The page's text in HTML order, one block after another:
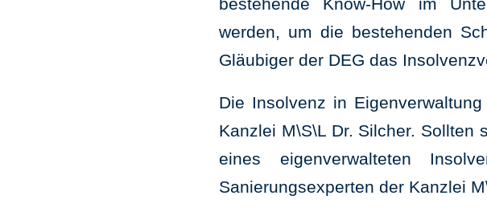
bestehende Know-How im
werden, um die bestehenden
Gläubiger der DEG das
Die Insolvenz in
Kanzlei M\S\L Dr. Silcher. Sollten
eines eigenverwalteten
Sanierungsexperten der Kanzlei